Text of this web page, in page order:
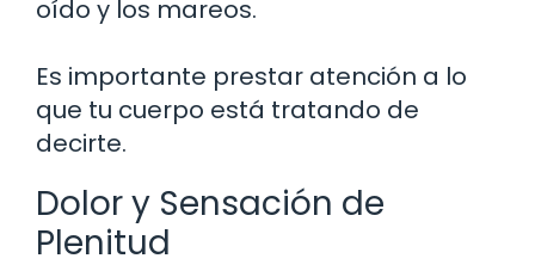
oído y los mareos.
Es importante prestar atención a lo
que tu cuerpo está tratando de
decirte.
Dolor y Sensación de
Plenitud